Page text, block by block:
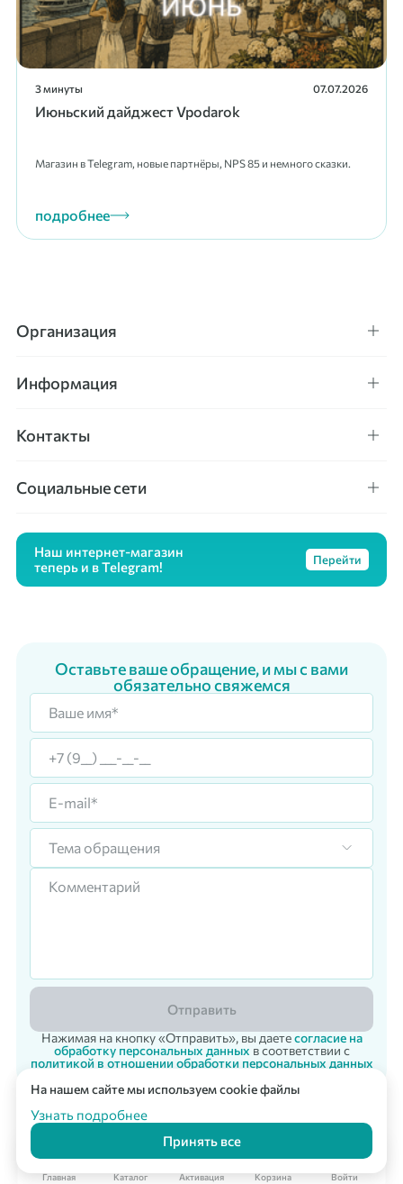
Корпоративный заказ
Главная Каталог Активация Корзина Войти
3 минуты 07.07.2026
Июньский дайджест Vpodarok
Магазин в Telegram, новые партнёры, NPS 85 и немного сказки.
подробнее
Организация
Информация
Контакты
Социальные сети
Наш интернет-магазин
теперь и в Telegram!
Перейти
Оставьте ваше обращение, и мы с вами
обязательно свяжемся
Тема обращения
Отправить
Нажимая на кнопку «Отправить», вы даетесогласие на
обработку персональных данных в соответствии с
политикой в отношении обработки персональных данных
На нашем сайте мы используем cookie файлы
Узнать подробнее
Принять все
© 2007 - 2026 «Vpodarok» Радость дарить - радость получать!